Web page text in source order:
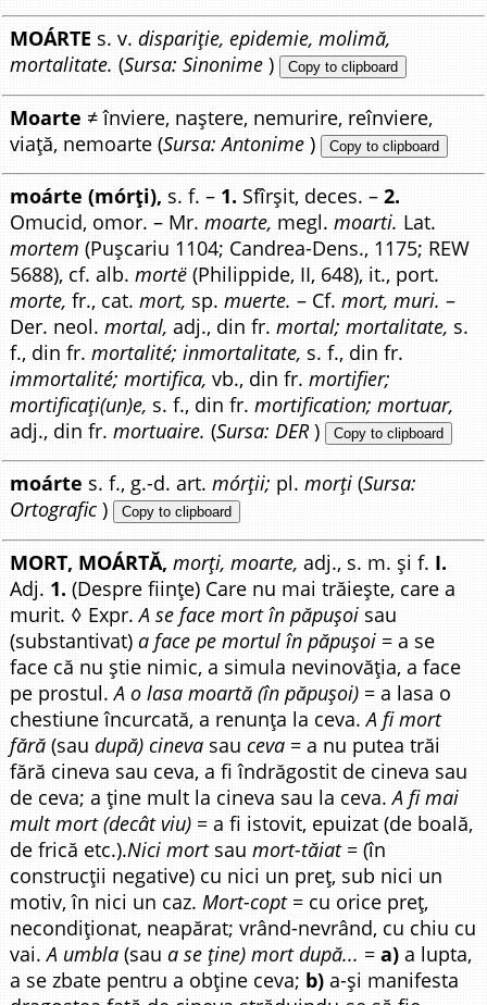
MOÁRTE s. v.dispariție, epidemie, molimă,
mortalitate. (Sursa: Sinonime ) Copy to clipboard
Moarte ≠ înviere, naștere, nemurire, reînviere,
viață, nemoarte (Sursa: Antonime ) Copy to clipboard
moárte (mórți), s. f. – 1. Sfîrșit, deces. –2.
Omucid, omor. – Mr.moarte, megl.moarti. Lat.
mortem (Pușcariu 1104; Candrea-Dens., 1175; REW
5688), cf. alb.mortë (Philippide, II, 648), it., port.
morte, fr., cat.mort, sp.muerte. – Cf.mort, muri. –
Der. neol.mortal, adj., din fr.mortal; mortalitate, s.
f., din fr.mortalité; inmortalitate, s. f., din fr.
immortalité; mortifica, vb., din fr.mortifier;
mortificați(un)e, s. f., din fr.mortification; mortuar,
adj., din fr.mortuaire. (Sursa: DER) Copy to clipboard
moárte s. f., g.-d. art.mórții; pl.morți (Sursa:
Ortografic ) Copy to clipboard
MORT, MOÁRTĂ, morți, moarte, adj., s. m. și f. I.
Adj. 1. (Despre ființe) Care nu mai trăiește, care a
murit. ◊ Expr.A se face mort în păpușoi sau
(substantivat)a face pe mortul în păpușoi = a se
face că nu știe nimic, a simula nevinovăția, a face
pe prostul.A o lasa moartă (în păpușoi) = a lasa o
chestiune încurcată, a renunța la ceva.A fi mort
fără (saudupă) cineva sauceva = a nu putea trăi
fără cineva sau ceva, a fi îndrăgostit de cineva sau
de ceva; a ține mult la cineva sau la ceva.A fi mai
mult mort (decât viu) = a fi istovit, epuizat (de boală,
de frică etc.).Nici mortsaumort-tăiat= (în
construcții negative) cu nici un preț, sub nici un
motiv, în nici un caz.Mort-copt= cu orice preț,
necondiționat, neapărat; vrând-nevrând, cu chiu cu
vai.A umbla (saua se ține) mort după... =a) a lupta,
a se zbate pentru a obține ceva; b) a-și manifesta